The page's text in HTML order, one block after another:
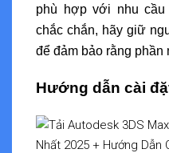
phù hợp với nhu cầu
chắc chắn, hãy giữ
để đảm bảo rằng phần
Hướng dẫn cài